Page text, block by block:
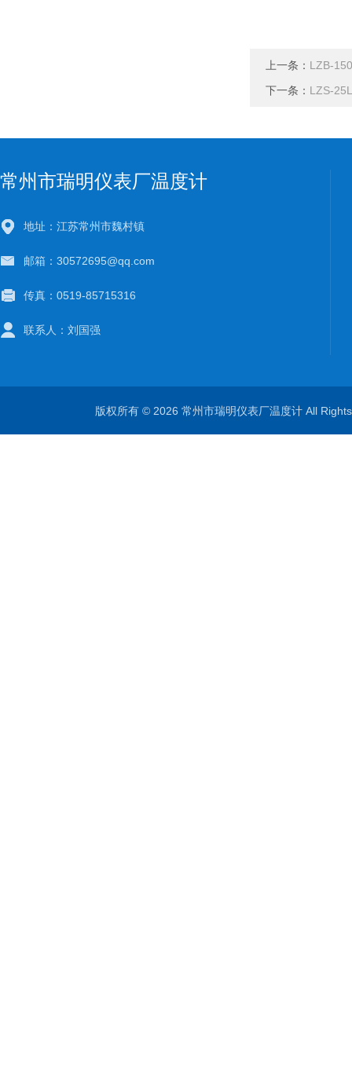
上一条： LZB-
下一条： LZS-
常州市瑞明仪表厂温度计
地址：江苏常州市魏村镇
邮箱：30572695@qq.com
传真：0519-85715316
联系人：刘国强
版权所有 © 2026 常州市瑞明仪表厂温度计 All